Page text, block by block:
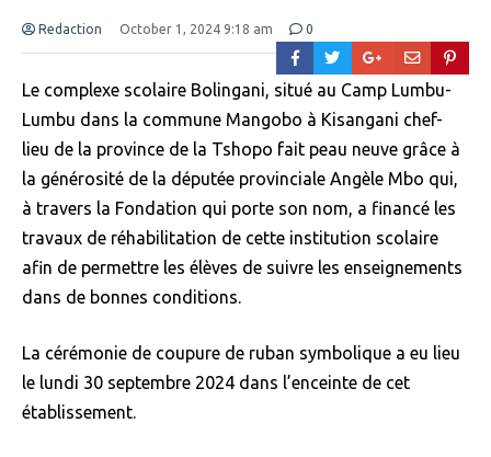
Redaction October 1, 2024 9:18 am 0
Le complexe scolaire Bolingani, situé au Camp Lumbu-
Lumbu dans la commune Mangobo à Kisangani chef-
lieu de la province de la Tshopo fait peau neuve grâce à
la générosité de la députée provinciale Angèle Mbo qui,
à travers la Fondation qui porte son nom, a financé les
travaux de réhabilitation de cette institution scolaire
afin de permettre les élèves de suivre les enseignements
dans de bonnes conditions.
La cérémonie de coupure de ruban symbolique a eu lieu
le lundi 30 septembre 2024 dans l’enceinte de cet
établissement.